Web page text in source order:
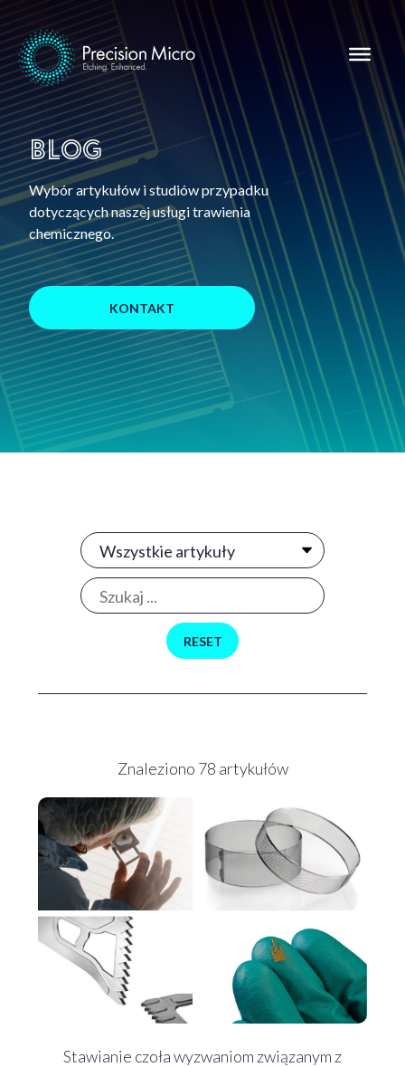
Blog
Wybór artykułów i studiów przypadku
dotyczących naszej usługi trawienia
chemicznego.
KONTAKT
Znaleziono 78 artykułów
Stawianie czoła wyzwaniom związanym z